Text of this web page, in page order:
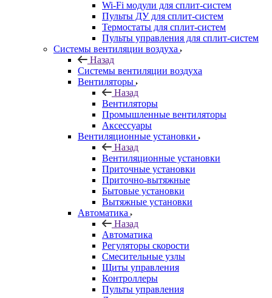
Wi-Fi модули для сплит-систем
Пульты ДУ для сплит-систем
Термостаты для сплит-систем
Пульты управления для сплит-систем
Системы вентиляции воздуха
Назад
Системы вентиляции воздуха
Вентиляторы
Назад
Вентиляторы
Промышленные вентиляторы
Аксессуары
Вентиляционные установки
Назад
Вентиляционные установки
Приточные установки
Приточно-вытяжные
Бытовые установки
Вытяжные установки
Автоматика
Назад
Автоматика
Регуляторы скорости
Смесительные узлы
Щиты управления
Контроллеры
Пульты управления